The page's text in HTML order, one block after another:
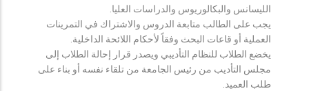
الليسانس والبكالوريوس والدراسات العليا.
يجب على الطالب متابعة الدروس والاشتراك في التمرينات
العملية أو قاعات البحث وفقاً لأحكام اللائحة الداخلية.
يخضع الطلاب للنظام التأديبي ويصدر قرار إحالة الطلاب إلى
مجلس التأديب من رئيس الجامعة من تلقاء نفسه أو بناء على
طلب العميد.